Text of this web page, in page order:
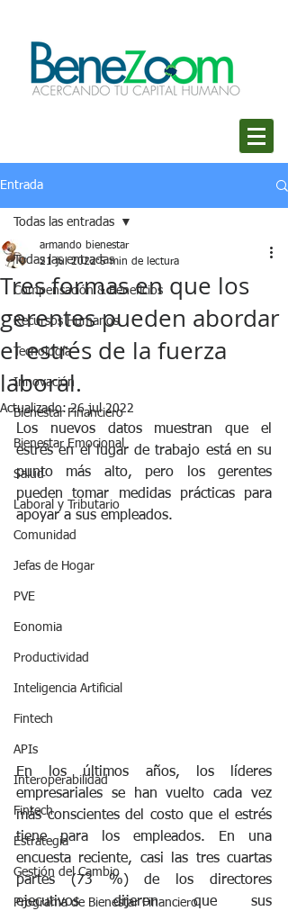
Entrada
Todas las entradas
Compensación & Beneficios
Recursos Humanos
Tecnología
Innovación
Bienestar Financiero
Bienestar Emocional
Salud
Laboral y Tributario
Comunidad
Jefas de Hogar
PVE
Eonomia
Productividad
Inteligencia Artificial
Fintech
APIs
Interoperabilidad
Fintech
Estrategia
Gestión del Cambio
Programa de Bienestar Financiero
Todas las entradas
Tres formas en que los
gerentes pueden abordar
el estrés de la fuerza
laboral.
armando bienestar
21 jul 2022 5 min de lectura
Actualizado:26 jul 2022
Los nuevos datos muestran que el
estrés en el lugar de trabajo está en su
punto más alto, pero los gerentes
pueden tomar medidas prácticas para
apoyar a sus empleados.
En los últimos años, los líderes
empresariales se han vuelto cada vez
más conscientes del costo que el estrés
tiene para los empleados. En una
encuesta reciente, casi las tres cuartas
partes (73 %) de los directores
ejecutivos dijeron que sus